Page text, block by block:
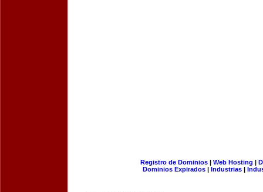
Registro de Dominios| Web Hosting |
Dominios Expirados | Industrias |